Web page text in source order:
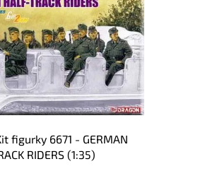
figurky 6671 - GERMAN
RIDERS (1:35)